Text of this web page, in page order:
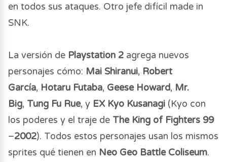
en todos sus ataques. Otro jefe difícil made in
SNK.
La versión de Playstation 2 agrega nuevos
personajes cómo: Mai Shiranui, Robert
García, Hotaru Futaba, Geese Howard, Mr.
Big, Tung Fu Rue, y EX Kyo Kusanagi (Kyo con
los poderes y el traje de The King of Fighters 99
–2002). Todos estos personajes usan los mismos
sprites qué tienen en Neo Geo Battle Coliseum.